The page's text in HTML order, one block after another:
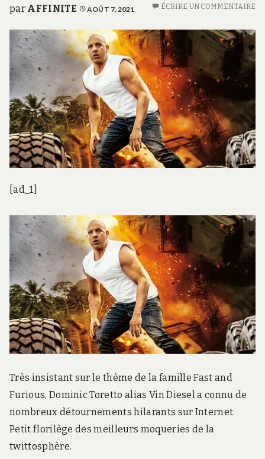
par AFFINITE AOÛT 7, 2021 ÉCRIRE UN COMMENTAIRE
[ad_1]
Très insistant sur le thème de la famille Fast and
Furious, Dominic Toretto alias Vin Diesel a connu de
nombreux détournements hilarants sur Internet.
Petit florilège des meilleurs moqueries de la
twittosphère.